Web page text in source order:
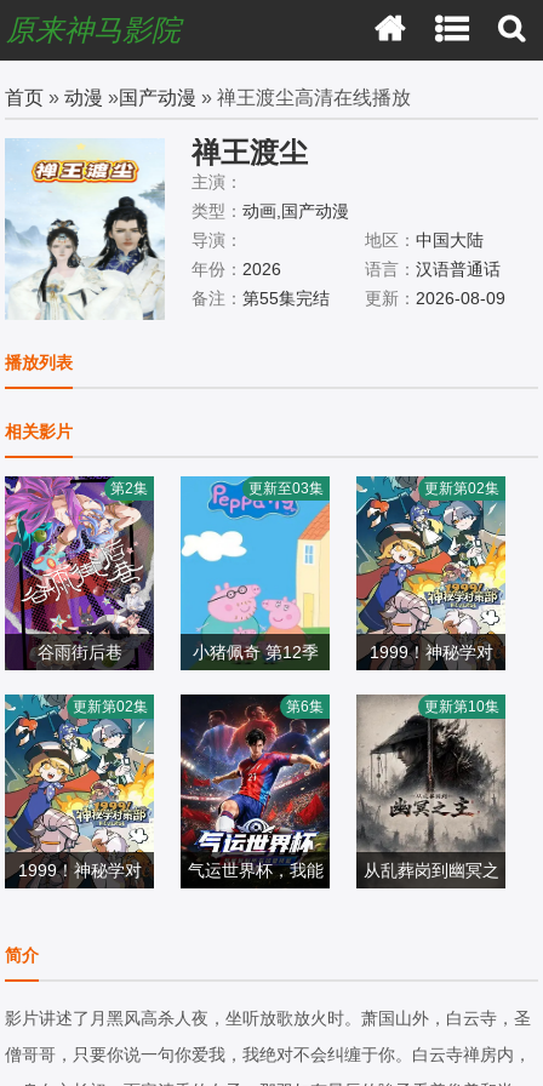
原来神马影院
首页 »动漫 »国产动漫 » 禅王渡尘高清在线播放
禅王渡尘
主演：
类型：动画,国产动漫
导演：
地区： 中国大陆
年份： 2026 语言： 汉语普通话
备注：第55集完结 更新： 2026-08-09
播放列表
相关影片
谷雨街后巷
国产动漫
2026/中国大陆
第2集
小猪佩奇 第12季
梅丽·碧·史密斯,理
查德·赖丁斯,莫温
娜·班克斯,Kira,M
onteith,Alice,May
国产动漫
2026/英国
更新至03集
1999！神秘学对
国产动漫
2026/中国大陆
更新第02集
1999！神秘学对
国产动漫
2026/中国大陆
更新第02集
气运世界杯，我能
2026/中国大陆
第6集
从乱葬岗到幽冥之
2026/国产
更新第10集
简介
影片讲述了月黑风高杀人夜，坐听放歌放火时。萧国山外，白云寺，圣
僧哥哥，只要你说一句你爱我，我绝对不会纠缠于你。白云寺禅房内，